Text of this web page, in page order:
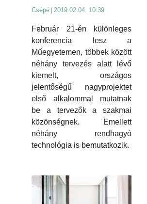
Csépé | 2019.02.04. 10:39
Február 21-én különleges
konferencia lesz a
Műegyetemen, többek között
néhány tervezés alatt lévő
kiemelt, országos
jelentőségű nagyprojektet
első alkalommal mutatnak
be a tervezők a szakmai
közönségnek. Emellett
néhány rendhagyó
technológia is bemutatkozik.